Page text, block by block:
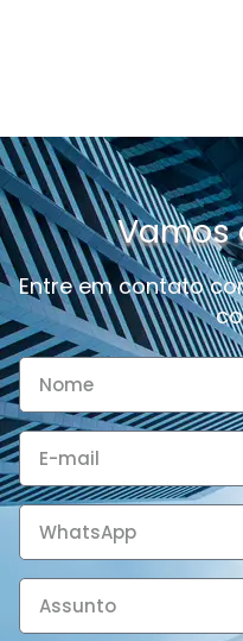
Vamos
Entre em contato